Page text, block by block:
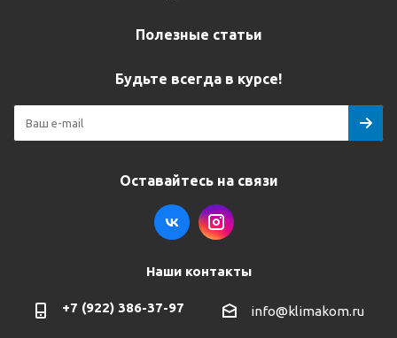
Полезные статьи
Будьте всегда в курсе!
Оставайтесь на связи
Наши контакты
+7 (922) 386-37-97 info@klimakom.ru